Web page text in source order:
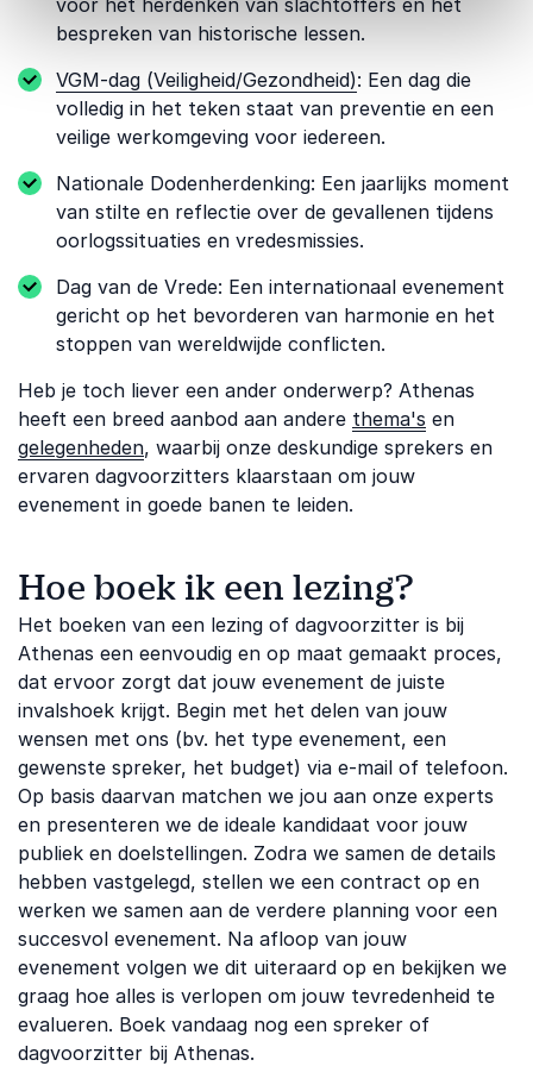
voor het herdenken van slachtoffers en het
bespreken van historische lessen.
VGM-dag (Veiligheid/Gezondheid): Een dag die
volledig in het teken staat van preventie en een
veilige werkomgeving voor iedereen.
Nationale Dodenherdenking: Een jaarlijks moment
van stilte en reflectie over de gevallenen tijdens
oorlogssituaties en vredesmissies.
Dag van de Vrede: Een internationaal evenement
gericht op het bevorderen van harmonie en het
stoppen van wereldwijde conflicten.
Heb je toch liever een ander onderwerp? Athenas
heeft een breed aanbod aan andere thema's en
gelegenheden, waarbij onze deskundige sprekers en
ervaren dagvoorzitters klaarstaan om jouw
evenement in goede banen te leiden.
Hoe boek ik een lezing?
Het boeken van een lezing of dagvoorzitter is bij
Athenas een eenvoudig en op maat gemaakt proces,
dat ervoor zorgt dat jouw evenement de juiste
invalshoek krijgt. Begin met het delen van jouw
wensen met ons (bv. het type evenement, een
gewenste spreker, het budget) via e-mail of telefoon.
Op basis daarvan matchen we jou aan onze experts
en presenteren we de ideale kandidaat voor jouw
publiek en doelstellingen. Zodra we samen de details
hebben vastgelegd, stellen we een contract op en
werken we samen aan de verdere planning voor een ​​
succesvol evenement. Na afloop van jouw
evenement volgen we dit uiteraard op en bekijken we
graag hoe alles is verlopen om jouw tevredenheid te
evalueren. Boek vandaag nog een spreker of
dagvoorzitter bij Athenas.